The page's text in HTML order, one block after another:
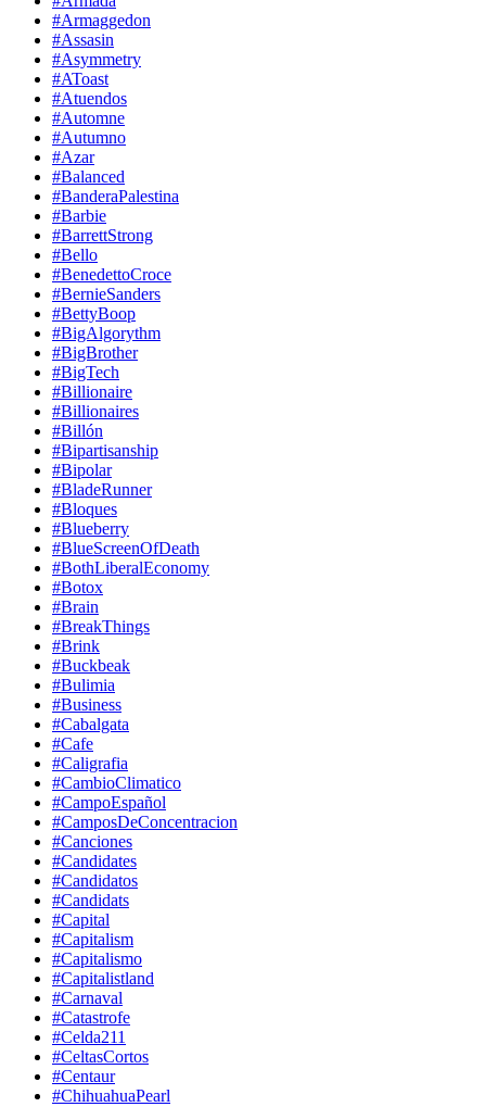
#Armaggedon
#Assasin
#Asymmetry
#AToast
#Atuendos
#Automne
#Autumno
#Azar
#Balanced
#BanderaPalestina
#Barbie
#BarrettStrong
#Bello
#BenedettoCroce
#BernieSanders
#BettyBoop
#BigAlgorythm
#BigBrother
#BigTech
#Billionaire
#Billionaires
#Billón
#Bipartisanship
#Bipolar
#BladeRunner
#Bloques
#Blueberry
#BlueScreenOfDeath
#BothLiberalEconomy
#Botox
#Brain
#BreakThings
#Brink
#Buckbeak
#Bulimia
#Business
#Cabalgata
#Cafe
#Caligrafia
#CambioClimatico
#CampoEspañol
#CamposDeConcentracion
#Canciones
#Candidates
#Candidatos
#Candidats
#Capital
#Capitalism
#Capitalismo
#Capitalistland
#Carnaval
#Catastrofe
#Celda211
#CeltasCortos
#Centaur
#ChihuahuaPearl